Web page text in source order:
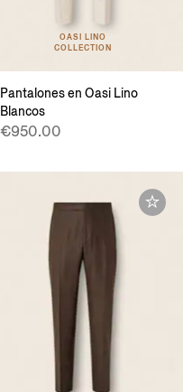
OASI LINO
COLLECTION
Pantalones en Oasi Lino
Blancos
€950.00